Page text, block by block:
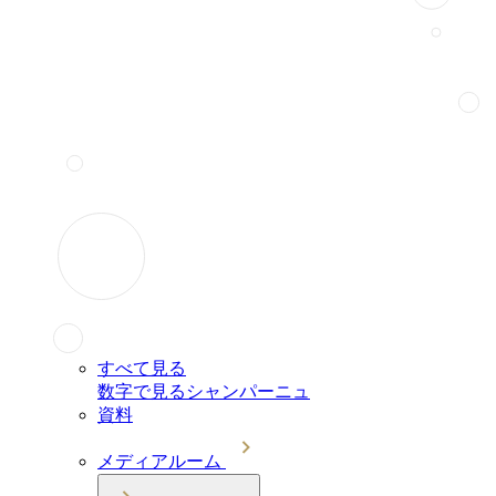
すべて見る
数字で見るシャンパーニュ
資料
メディアルーム